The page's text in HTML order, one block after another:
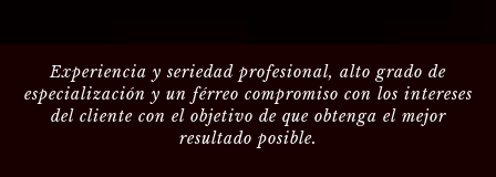
Experiencia y seriedad profesional, alto grado de
especialización y un férreo compromiso con los intereses
del cliente con el objetivo de que obtenga el mejor
resultado posible.